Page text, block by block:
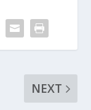
NEXT